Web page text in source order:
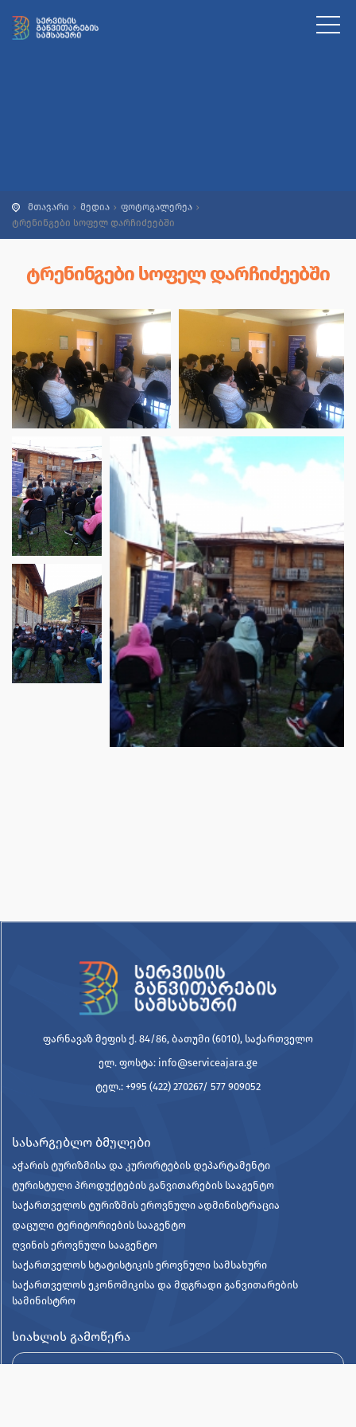
მთავარი მედია
ფოტოგალერეა
ტრენინგები სოფელ დარჩიძეებში
ᲢᲠᲔᲜᲘᲜᲒᲔᲑᲘ ᲡᲝᲤᲔᲚ ᲓᲐᲠᲩᲘᲫᲔᲔᲑᲨᲘ
ფარნავაზ მეფის ქ. 84/86, ბათუმი (6010), საქართველო
ელ. ფოსტა: info@serviceajara.ge
ტელ.: +995 (422) 270267/ 577 909052
სასარგებლო ბმულები
აჭარის ტურიზმისა და კურორტების დეპარტამენტი
ტურისტული პროდუქტების განვითარების სააგენტო
საქართველოს ტურიზმის ეროვნული ადმინისტრაცია
დაცული ტერიტორიების სააგენტო
ღვინის ეროვნული სააგენტო
საქართველოს სტატისტიკის ეროვნული სამსახური
საქართველოს ეკონომიკისა და მდგრადი განვითარების
სამინისტრო
სიახლის გამოწერა